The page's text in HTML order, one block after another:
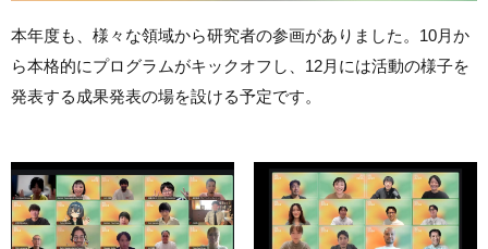
本年度も、様々な領域から研究者の参画がありました。10月か
ら本格的にプログラムがキックオフし、12月には活動の様子を
発表する成果発表の場を設ける予定です。